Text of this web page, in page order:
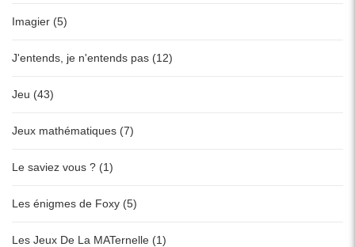
Imagier (5)
J'entends, je n'entends pas (12)
Jeu (43)
Jeux mathématiques (7)
Le saviez vous ? (1)
Les énigmes de Foxy (5)
Les Jeux De La MATernelle (1)